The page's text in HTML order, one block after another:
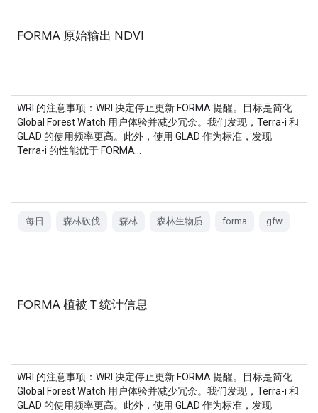
FORMA 原始输出 NDVI
WRI 的注意事项：WRI 决定停止更新 FORMA 提醒。目标是简化
Global Forest Watch 用户体验并减少冗余。我们发现，Terra-i 和
GLAD 的使用频率更高。此外，使用 GLAD 作为标准，发现
Terra-i 的性能优于 FORMA…
每日 森林砍伐 森林 森林生物质 forma gfw
FORMA 植被 T 统计信息
WRI 的注意事项：WRI 决定停止更新 FORMA 提醒。目标是简化
Global Forest Watch 用户体验并减少冗余。我们发现，Terra-i 和
GLAD 的使用频率更高。此外，使用 GLAD 作为标准，发现